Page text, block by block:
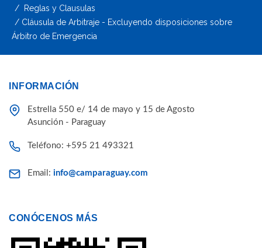
Reglas y Clausulas
Cláusula de Arbitraje - Excluyendo disposiciones sobre
Árbitro de Emergencia
INFORMACIÓN
Estrella 550 e/ 14 de mayo y 15 de Agosto
Asunción - Paraguay
Teléfono: +595 21 493321
Email: info@camparaguay.com
CONÓCENOS MÁS